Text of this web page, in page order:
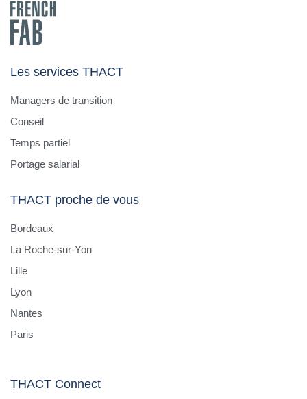
Les services THACT
Managers de transition
Conseil
Temps partiel
Portage salarial
THACT proche de vous
Bordeaux
La Roche-sur-Yon
Lille
Lyon
Nantes
Paris
THACT Connect